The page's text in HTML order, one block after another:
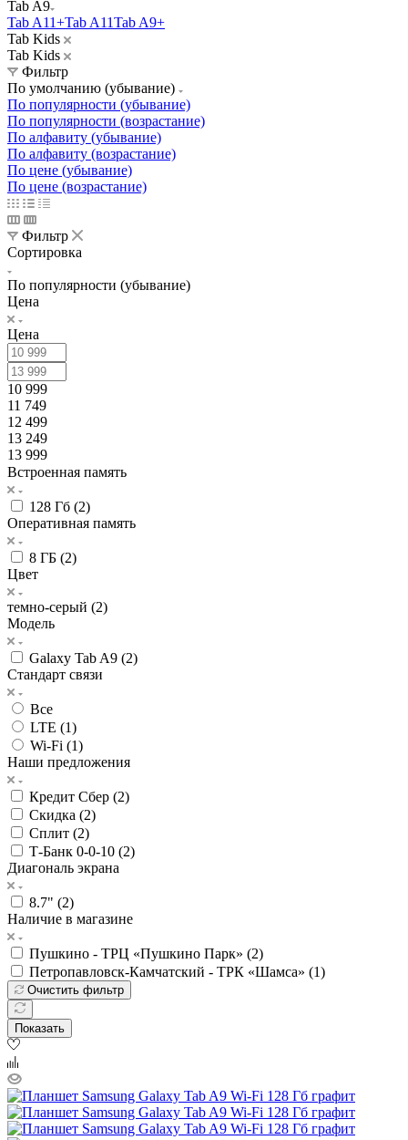
Tab A9
Tab A11+Tab A11Tab A9+
Tab Kids
Tab Kids
Фильтр
По умолчанию (убывание)
По популярности (убывание)
По популярности (возрастание)
По алфавиту (убывание)
По алфавиту (возрастание)
По цене (убывание)
По цене (возрастание)
Фильтр
Сортировка
По популярности (убывание)
Цена
Цена
10 999
11 749
12 499
13 249
13 999
Встроенная память
128 Гб (2)
Оперативная память
8 ГБ (2)
Цвет
темно-серый (2)
Модель
Galaxy Tab A9 (2)
Стандарт связи
Все
LTE (1)
Wi-Fi (1)
Наши предложения
Кредит Сбер (2)
Скидка (2)
Сплит (2)
Т-Банк 0-0-10 (2)
Диагональ экрана
8.7" (2)
Наличие в магазине
Пушкино - ТРЦ «Пушкино Парк» (2)
Петропавловск-Камчатский - ТРК «Шамса» (1)
Очистить фильтр
Показать